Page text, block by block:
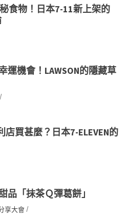
食物！日本7-11新上架的
運機會！LAWSON的隱藏草
/
買甚麼？日本7-ELEVEN的
品「抹茶Ｑ彈葛餅」
享大會/